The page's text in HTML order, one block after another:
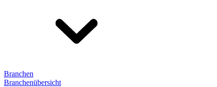
Branchen
Branchenübersicht